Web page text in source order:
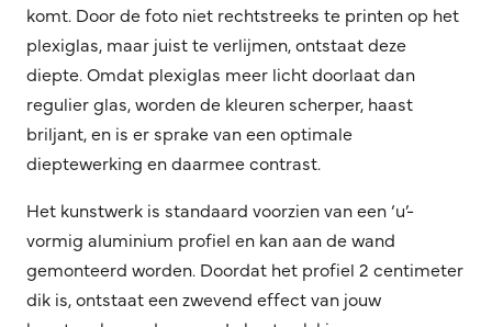
komt. Door de foto niet rechtstreeks te printen op het
plexiglas, maar juist te verlijmen, ontstaat deze
diepte. Omdat plexiglas meer licht doorlaat dan
regulier glas, worden de kleuren scherper, haast
briljant, en is er sprake van een optimale
dieptewerking en daarmee contrast.
Het kunstwerk is standaard voorzien van een ‘u’-
vormig aluminium profiel en kan aan de wand
gemonteerd worden. Doordat het profiel 2 centimeter
dik is, ontstaat een zwevend effect van jouw